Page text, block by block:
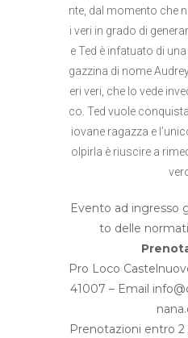
nte, dal momento che
i veri in grado di
e Ted è infatuato di
gazzina di nome
eri veri, che lo vede
co. Ted vuole
iovane ragazza e
olpirla è riuscire a
Evento ad ingresso
to delle
Pro Loco
41007 – Email
Prenotazioni entro